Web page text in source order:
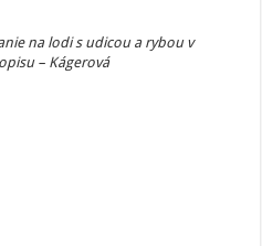
na lodi s udicou a rybou v
– Kágerová